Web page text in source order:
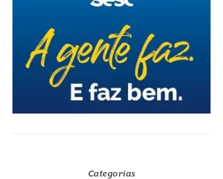
Categorias